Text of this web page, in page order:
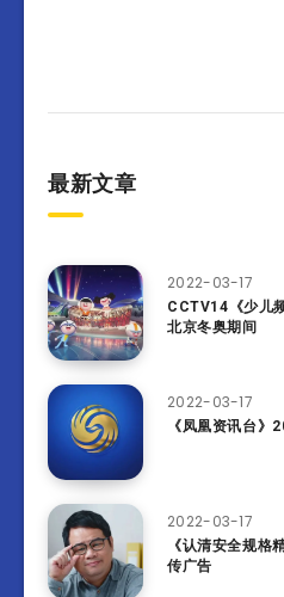
最新文章
2022-03-17
CCTV14《少儿
北京冬奥期间
2022-03-17
《凤凰资讯台》
2022-03-17
《认清安全规格
传广告